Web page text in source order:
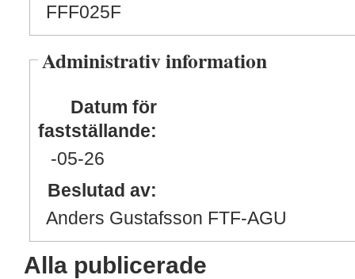
FFF025F
Administrativ information
Datum för
fastställande:
-05-26
Beslutad av:
Anders Gustafsson FTF-AGU
Alla publicerade